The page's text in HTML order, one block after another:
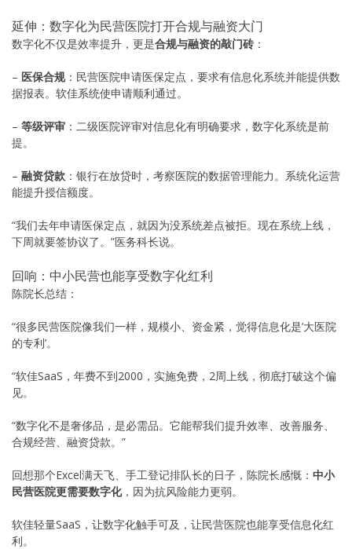
延伸：数字化为民营医院打开合规与融资大门
数字化不仅是效率提升，更是合规与融资的敲门砖 ：
– 医保合规：民营医院申请医保定点，要求有信息化系统并能提供数
据报表。软佳系统使申请顺利通过。
– 等级评审 ：二级医院评审对信息化有明确要求，数字化系统是前
提。
– 融资贷款 ：银行在放贷时，考察医院的数据管理能力。系统化运营
能提升授信额度。
“我们去年申请医保定点，就因为没系统差点被拒。现在系统上线，
下周就要签协议了。”医务科长说。
回响：中小民营也能享受数字化红利
陈院长总结：
“很多民营医院像我们一样，规模小、资金紧，觉得信息化是’大医院
的专利’。
“软佳SaaS，年费不到2000，实施免费，2周上线，彻底打破这个偏
见。
“数字化不是奢侈品，是必需品。它能帮我们提升效率、改善服务、
合规经营、融资贷款。”
回想那个Excel满天飞、手工登记排队长的日子，陈院长感慨： 中小
民营医院更需要数字化，因为抗风险能力更弱。
软佳轻量SaaS，让数字化触手可及，让民营医院也能享受信息化红
利。